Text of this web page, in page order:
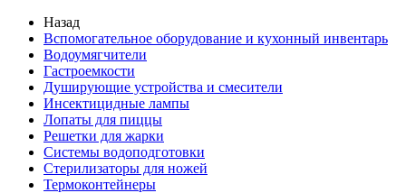
Назад
Вспомогательное оборудование и кухонный инвентарь
Водоумягчители
Гастроемкости
Душирующие устройства и смесители
Инсектицидные лампы
Лопаты для пиццы
Решетки для жарки
Системы водоподготовки
Стерилизаторы для ножей
Термоконтейнеры